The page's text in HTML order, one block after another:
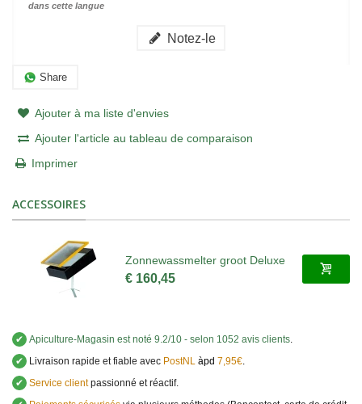
dans cette langue
Notez-le
Share
Ajouter à ma liste d'envies
Ajouter l'article au tableau de comparaison
Imprimer
ACCESSOIRES
Zonnewassmelter groot Deluxe
€ 160,45
✔ Apiculture-Magasin est noté 9.2/10 - selon 1052 avis clients.
✔
Livraison rapide et fiable avec PostNL àpd 7,95€.
✔ Service clientpassionné et réactif.